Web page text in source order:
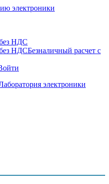
электроники
НДС
НДСБезналичный расчет с